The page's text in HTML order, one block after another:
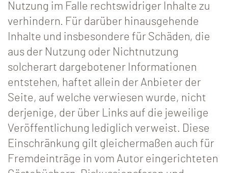
Nutzung im Falle rechtswidriger Inhalte zu
verhindern. Für darüber hinausgehende
Inhalte und insbesondere für Schäden, die
aus der Nutzung oder Nichtnutzung
solcherart dargebotener Informationen
entstehen, haftet allein der Anbieter der
Seite, auf welche verwiesen wurde, nicht
derjenige, der über Links auf die jeweilige
Veröffentlichung lediglich verweist. Diese
Einschränkung gilt gleichermaßen auch für
Fremdeinträge in vom Autor eingerichteten